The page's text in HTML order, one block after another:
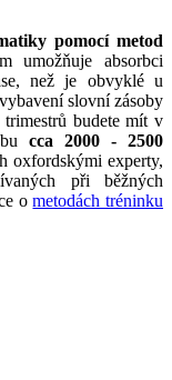
pomocí metod
umožňuje absorbci
než je obvyklé u
slovní zásoby
budete mít v
cca 2000 - 2500
oxfordskými experty,
při běžných
ometodách tréninku